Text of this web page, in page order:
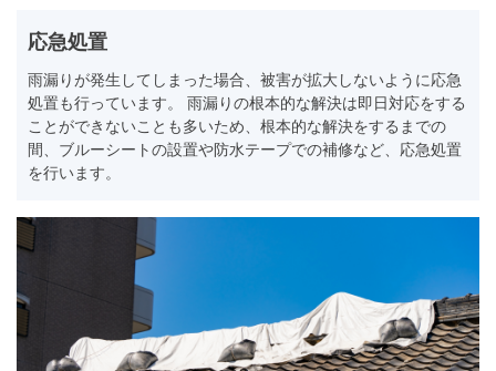
応急処置
雨漏りが発生してしまった場合、被害が拡大しないように応急
処置も行っています。 雨漏りの根本的な解決は即日対応をする
ことができないことも多いため、根本的な解決をするまでの
間、ブルーシートの設置や防水テープでの補修など、応急処置
を行います。